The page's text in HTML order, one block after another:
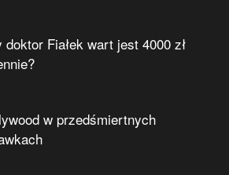
doktor Fiałek wart jest 4000 zł
w przedśmiertnych